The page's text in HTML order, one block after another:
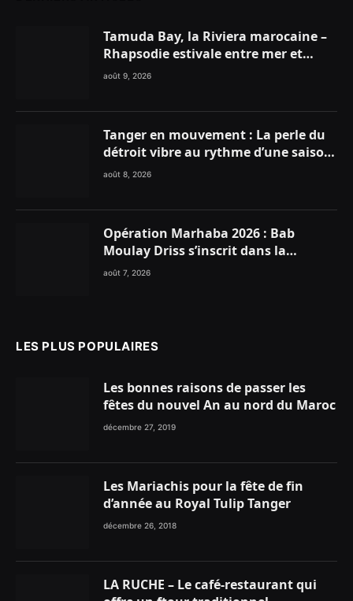
Tamuda Bay, la Riviera marocaine –
Rhapsodie estivale entre mer et
montagnes
août 9, 2026
Tanger en mouvement : La perle du
détroit vibre au rythme d’une saison
estivale record !
août 8, 2026
Opération Marhaba 2026 : Bab
Moulay Driss s’inscrit dans la
dynamique nationale en faveur des
août 7, 2026
LES PLUS POPULAIRES
Les bonnes raisons de passer les
fêtes du nouvel An au nord du Maroc
décembre 27, 2019
Les Mariachis pour la fête de fin
d’année au Royal Tulip Tanger
décembre 26, 2018
LA RUCHE – Le café-restaurant qui